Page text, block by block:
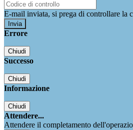
E-mail inviata, si prega di controllare la
Errore
Chiudi
Successo
Chiudi
Informazione
Chiudi
Attendere...
Attendere il completamento